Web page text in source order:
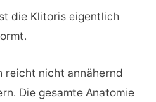
die Klitoris eigentlich
reicht nicht annähernd
Die gesamte Anatomie